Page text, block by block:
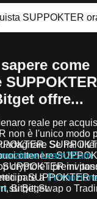
SUPPOKTER
come
offre...
reale per
non è l'unico modo
Se hai il
ottenereLearn2Earn
SUPPOKTER
a
su Bitget.
crypto e i premi
in SUPPOKTER
Bitget Swap o